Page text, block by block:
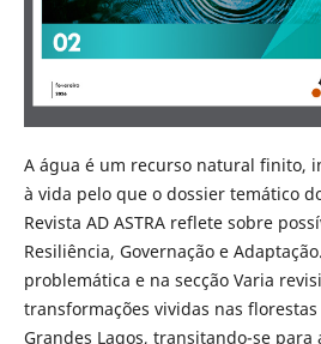
A água é um recurso natural finito,
à vida pelo que o dossier temático
Revista AD ASTRA reflete sobre
Resiliência, Governação e
problemática e na secção Varia
transformações vividas nas
Grandes Lagos, transitando-se para